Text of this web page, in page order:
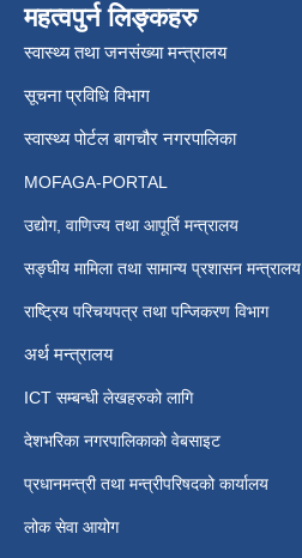
महत्वपुर्न लिङ्कहरु
स्वास्थ्य तथा जनसंख्या मन्त्रालय
सूचना प्रविधि विभाग
स्वास्थ्य पोर्टल बागचौर नगरपालिका
MOFAGA-PORTAL
उद्योग, वाणिज्य तथा आपूर्ति मन्त्रालय
सङ्घीय मामिला तथा सामान्य प्रशासन मन्त्रालय
राष्ट्रिय परिचयपत्र तथा पन्जिकरण विभाग
अर्थ मन्त्रालय
ICT सम्बन्धी लेखहरुको लागि
देशभरिका नगरपालिकाको वेबसाइट
प्रधानमन्त्री तथा मन्त्रीपरिषदको कार्यालय
लोक सेवा आयोग